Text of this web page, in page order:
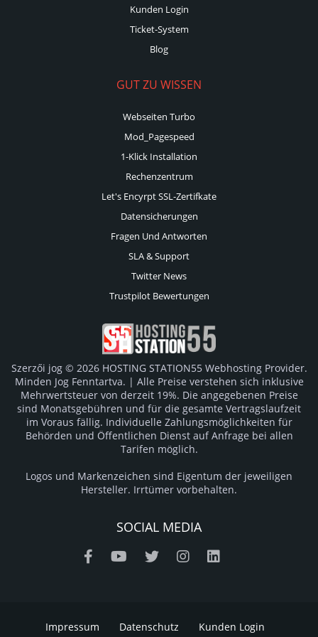
Kunden Login
Ticket-System
Blog
GUT ZU WISSEN
Webseiten Turbo
Mod_Pagespeed
1-Klick Installation
Rechenzentrum
Let's Encyrpt SSL-Zertifkate
Datensicherungen
Fragen Und Antworten
SLA & Support
Twitter News
Trustpilot Bewertungen
Szerzői jog © 2026 HOSTING STATION55 Webhosting Provider.
Minden Jog Fenntartva. | Alle Preise verstehen sich inklusive
Mehrwertsteuer von derzeit 19%. Die angegebenen Preise
sind Monatsgebühren und für die gesamte Vertragslaufzeit
im Voraus fällig. Individuelle Zahlungsmöglichkeiten für
Behörden und Öffentlichen Dienst auf Anfrage bei allen
Tarifen möglich.
Logos und Markenzeichen sind Eigentum der jeweiligen
Hersteller. Irrtümer vorbehalten.
SOCIAL MEDIA
Impressum Datenschutz Kunden Login